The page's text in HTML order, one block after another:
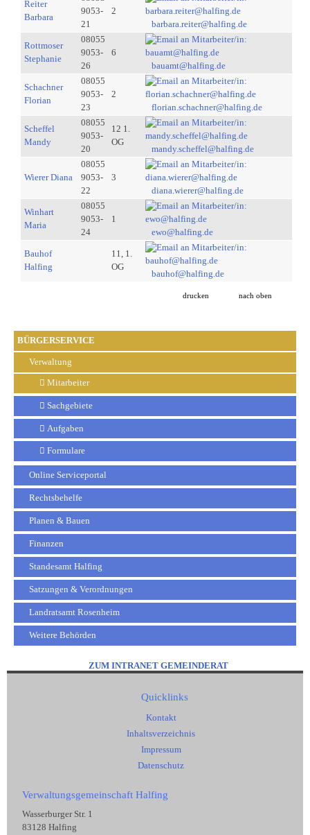
BÜRGERSERVICE
Verwaltung
Mitarbeiter
Sachgebiete
Aufgaben
Formulare
Online Serviceportal
Rechtsbehelfe
Planen & Bauen
Finanzen
Standesamt Halfing
Satzungen & Verordnungen
Landratsamt Rosenheim
Weitere Behörden
Reiter
Barbara
9053-
21
2
barbara.reiter@halfing.de
Rottmoser
Stephanie
08055
9053-
26
6
bauamt@halfing.de
Schachner
Florian
08055
9053-
23
2
florian.schachner@halfing.de
Scheffel
Mandy
08055
9053-
20
12 1.
OG
mandy.scheffel@halfing.de
Wierer Diana
08055
9053-
22
3
diana.wierer@halfing.de
Winhart
Maria
08055
9053-
24
1
ewo@halfing.de
Bauhof
Halfing
11, 1.
OG
bauhof@halfing.de
drucken nach oben
ZUM INTRANET GEMEINDERAT
Quicklinks
Kontakt
Inhaltsverzeichnis
Impressum
Datenschutz
Verwaltungsgemeinschaft Halfing
Wasserburger Str. 1
83128 Halfing